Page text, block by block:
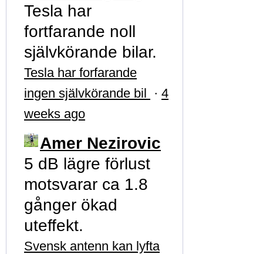
Tesla har
fortfarande noll
självkörande bilar.
Tesla har forfarande
ingen självkörande bil · 4
weeks ago
Amer Nezirovic
5 dB lägre förlust
motsvarar ca 1.8
gånger ökad
uteffekt.
Svensk antenn kan lyfta